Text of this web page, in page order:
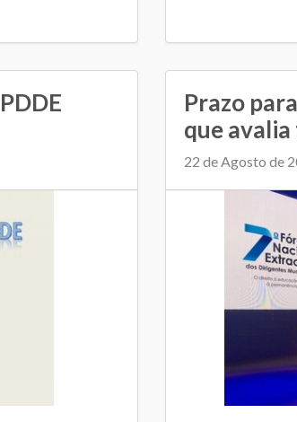
Prazo
que
22 de Agosto de